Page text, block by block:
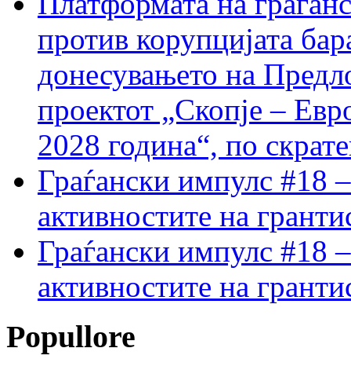
против корупцијата
донесувањето на
проектот „Скопје –
2028 година“, по
Граѓански импулс #18
активностите на
Граѓански импулс #18
активностите на
Popullore